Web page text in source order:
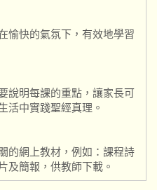
愉快的氣氛下，有效地學習
說明每課的重點，讓家長可
活中實踐聖經真理。
的網上教材，例如：課程詩
及簡報，供教師下載。